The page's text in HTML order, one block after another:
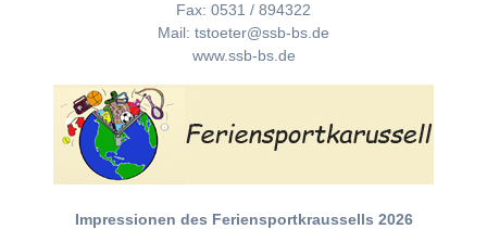
Fax: 0531 / 894322
Mail: tstoeter@ssb-bs.de
www.ssb-bs.de
Impressionen des Feriensportkraussells 2026